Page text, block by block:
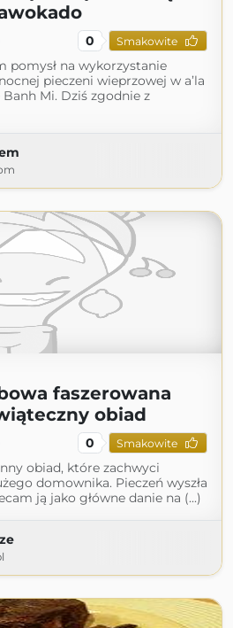
0 Smakowite
pomysł na wykorzystanie
pieczeni wieprzowej w a’la
Mi. Dziś zgodnie z
faszerowana
obiad
0 Smakowite
obiad, które zachwyci
domownika. Pieczeń wyszła
ją jako główne danie na (...)